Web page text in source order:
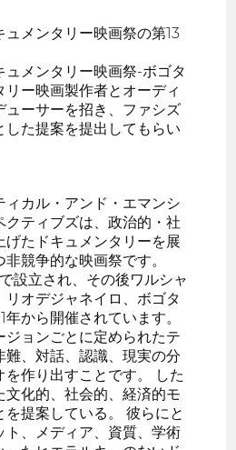
メンタリー映画祭の第13
ュメンタリー映画祭-ボゴタ
ー映画製作者とオーディ
ューサーを招き、ファシズ
した提案を提出してもらい
カル・アンド・エマンシ
クティブズは、政治的・社
げたドキュメンタリーを展
競争的な映画祭です。
設立され、その後ワルシャ
リオデジャネイロ、ボゴタ
から開催されています。
ジョンごとに定められたテ
難、対話、認識、現実の分
作り出すことです。 した
文化的、社会的、経済的モ
提案している。 彼らにと
ト、メディア、資質、学術